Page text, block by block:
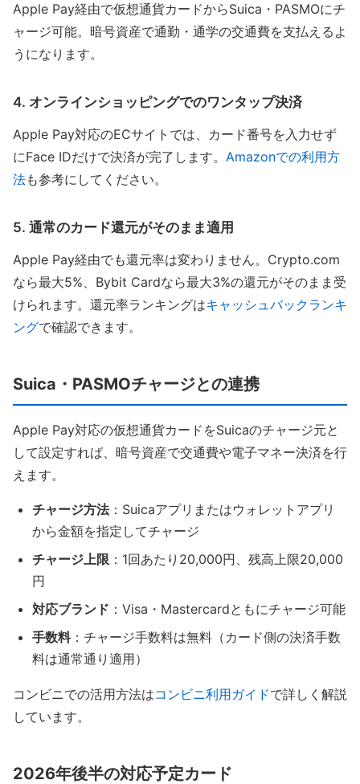
Apple Pay経由で仮想通貨カードからSuica・PASMOにチ
ャージ可能。暗号資産で通勤・通学の交通費を支払えるよ
うになります。
4. オンラインショッピングでのワンタップ決済
Apple Pay対応のECサイトでは、カード番号を入力せず
にFace IDだけで決済が完了します。 Amazonでの利用方
法も参考にしてください。
5. 通常のカード還元がそのまま適用
Apple Pay経由でも還元率は変わりません。Crypto.com
なら最大5%、Bybit Cardなら最大3%の還元がそのまま受
けられます。還元率ランキングはキャッシュバックランキ
ングで確認できます。
Suica・PASMOチャージとの連携
Apple Pay対応の仮想通貨カードをSuicaのチャージ元と
して設定すれば、暗号資産で交通費や電子マネー決済を行
えます。
チャージ方法：Suicaアプリまたはウォレットアプリ
から金額を指定してチャージ
チャージ上限 ：1回あたり20,000円、残高上限20,000
円
対応ブランド ：Visa・Mastercardともにチャージ可能
手数料：チャージ手数料は無料（カード側の決済手数
料は通常通り適用）
コンビニでの活用方法はコンビニ利用ガイドで詳しく解説
しています。
2026年後半の対応予定カード